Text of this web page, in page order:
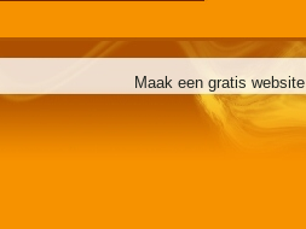
Maak een gratis website